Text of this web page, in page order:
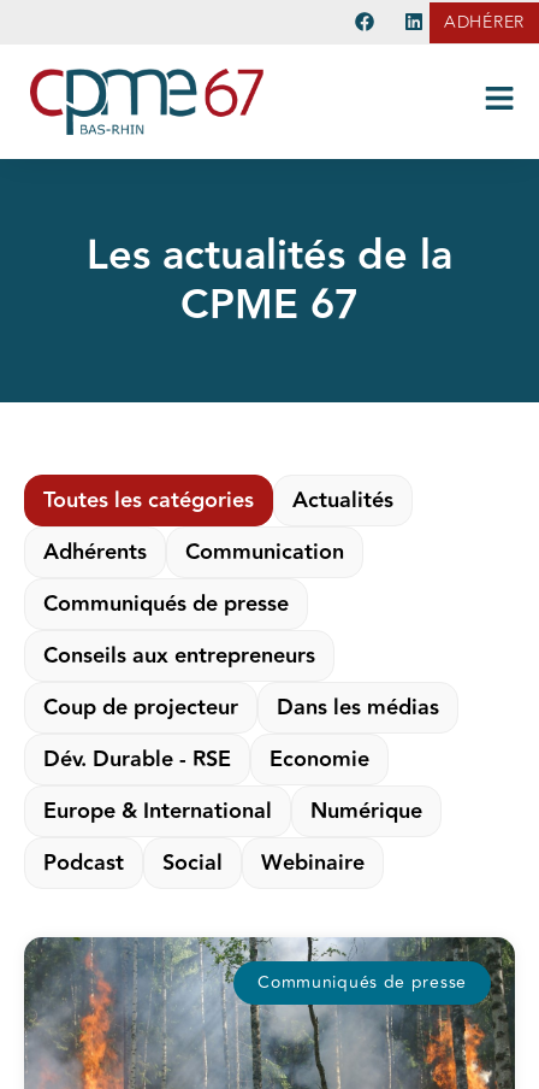
ADHÉRER
Les actualités de la
CPME 67
Actualités
Adhérents
Communication
Communiqués de presse
Conseils aux entrepreneurs
Coup de projecteur
Dans les médias
Dév. Durable - RSE
Economie
Europe & International
Numérique
Podcast
Social Webinaire
Toutes les catégories
Communiqués de presse